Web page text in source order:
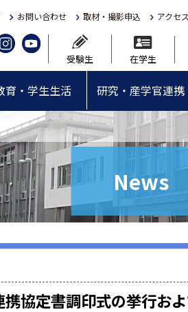
お問い合わせ 取材・撮影申込 アクセス
受験生 在学生
育・学生生活 研究・産学官連携
News
協定書調印式の挙行お